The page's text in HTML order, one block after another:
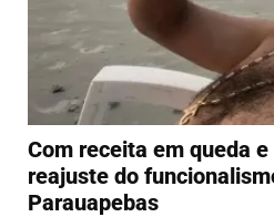
Com receita em queda
reajuste do
Parauapebas